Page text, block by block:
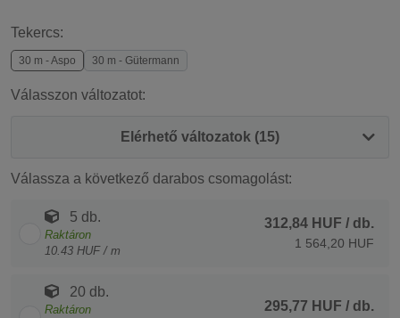
Tekercs:
30 m - Aspo 30 m - Gütermann
Válasszon változatot:
Elérhető változatok (15)
Válassza a következő darabos csomagolást:
5 db.
Raktáron
10.43 HUF / m
312,84 HUF / db.
1 564,20 HUF
20 db.
Raktáron
295,77 HUF / db.